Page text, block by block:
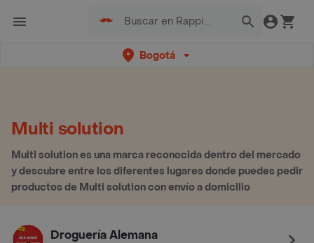
Bogotá
Multi solution
Multi solution es una marca reconocida dentro del mercado
y descubre entre los diferentes lugares donde puedes pedir
productos de Multi solution con envío a domicilio
Droguería Alemana